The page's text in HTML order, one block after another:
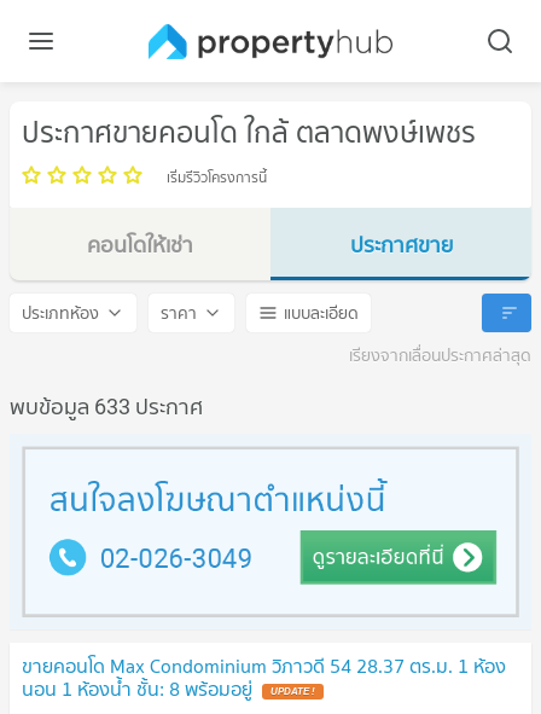
ประกาศขายคอนโด ใกล้ ตลาดพงษ์เพชร
เริ่มรีวิวโครงการนี้
คอนโดให้เช่า
ตลาดพงษ์เพชร
ประกาศขาย
ตลาดพงษ์เพชร
ประเภทห้อง ราคา
แบบละเอียด
เรียงจากเลื่อนประกาศล่าสุด
พบข้อมูล 633 ประกาศ
ขายคอนโด Max Condominium วิภาวดี 54 28.37 ตร.ม. 1 ห้อง
นอน 1 ห้องน้ำ ชั้น: 8 พร้อมอยู่ UPDATE !